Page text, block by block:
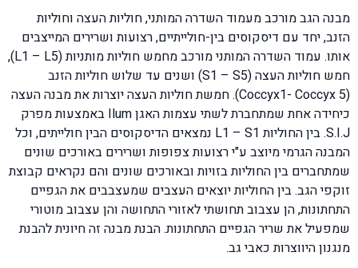
מבנה הגב מורכב מעמוד השדרה המותני, חוליות העצה וחוליות
הזנב, יחד עם דיסקוסים בין-חולייתיים, רצועות ושרירים המייצבים
אותו. עמוד השדרה המותני מורכב מחמש חוליות מותניות (L1 – L5),
חמש חוליות העצה (S1 – S5) ושנים עד שלוש חוליות הזנב
(Coccyx1- Coccyx 5). חמשת חוליות העצה יוצרות את מבנה העצה
כיחידה אחת שמתחברת לשתי עצמות האגן Ilum באמצעות מפרק
S.I.J. בין החוליות L1 – S1 נמצאים הדיסקוסים הבין חולייתים, וכל
המבנה הגרמי מיוצב ע"י רצועות צפופות ושרירים באורכים שונים
שמתחברים בין החוליות בזויות ובאורכים שונים והם נקראים קבוצת
זוקפי הגב. בין החוליות יוצאים העצבים שמעצבבים את הגפיים
התחתונות, הן עצבוב תחושתי לאזורי התחושה והן עצבוב מוטורי
שמפעיל את שריר הגפיים התחתונות. הבנת מבנה זה חיונית להבנת
מנגנון היווצרות כאבי גב.